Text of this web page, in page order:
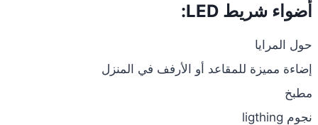
أضواء شريط LED:
حول المرايا
إضاءة مميزة للمقاعد أو الأرفف في المنزل
مطبخ
نجوم ligthing